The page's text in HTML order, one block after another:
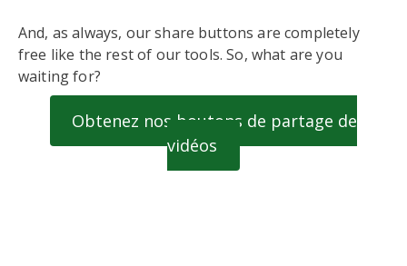
And, as always, our share buttons are completely
free like the rest of our tools. So, what are you
waiting for?
Obtenez nos boutons de partage de
vidéos